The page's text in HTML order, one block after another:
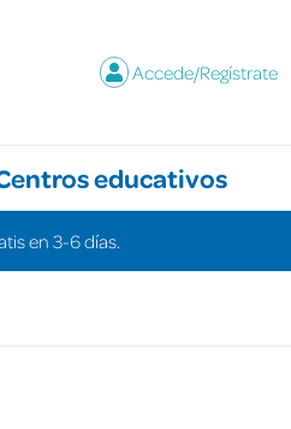
Accede/Regístrate
educativos
en 3-6 días.